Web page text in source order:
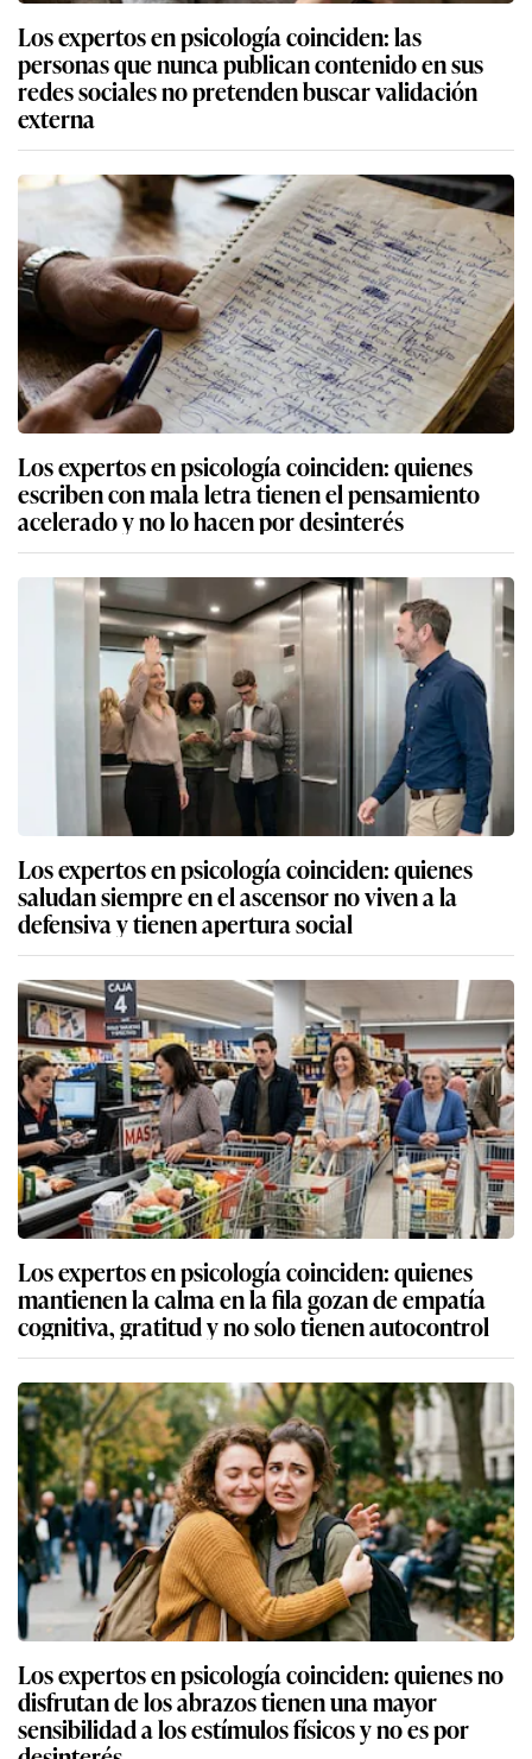
Los expertos en psicología coinciden: las
personas que nunca publican contenido en sus
redes sociales no pretenden buscar validación
externa
Los expertos en psicología coinciden: quienes
escriben con mala letra tienen el pensamiento
acelerado y no lo hacen por desinterés
Los expertos en psicología coinciden: quienes
saludan siempre en el ascensor no viven a la
defensiva y tienen apertura social
Los expertos en psicología coinciden: quienes
mantienen la calma en la fila gozan de empatía
cognitiva, gratitud y no solo tienen autocontrol
Los expertos en psicología coinciden: quienes no
disfrutan de los abrazos tienen una mayor
sensibilidad a los estímulos físicos y no es por